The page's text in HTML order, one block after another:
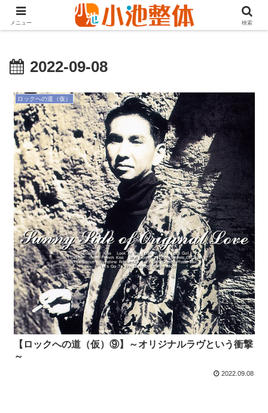
ＪＲ山手線高田馬場駅より徒歩3分・早稲田・新大久保からも至近
2022-09-08
ロックへの道（仮）
【ロックへの道（仮）⑨】～オリジナルラヴという衝撃
～
2022.09.08
メニュー 検索